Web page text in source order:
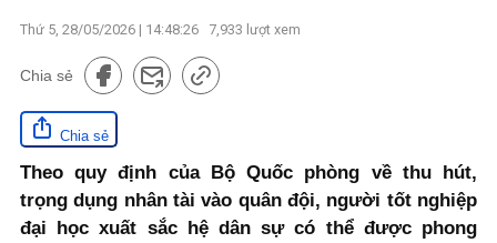
Thứ 5, 28/05/2026 | 14:48:26 7,933 lượt xem
Chia sẻ
Chia sẻ
Theo quy định của Bộ Quốc phòng về thu hút,
trọng dụng nhân tài vào quân đội, người tốt nghiệp
đại học xuất sắc hệ dân sự có thể được phong